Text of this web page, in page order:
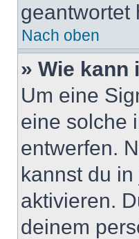
geantwortet
Nach oben
» Wie kann
Um eine
eine solche
entwerfen.
kannst du
aktivieren.
deinem